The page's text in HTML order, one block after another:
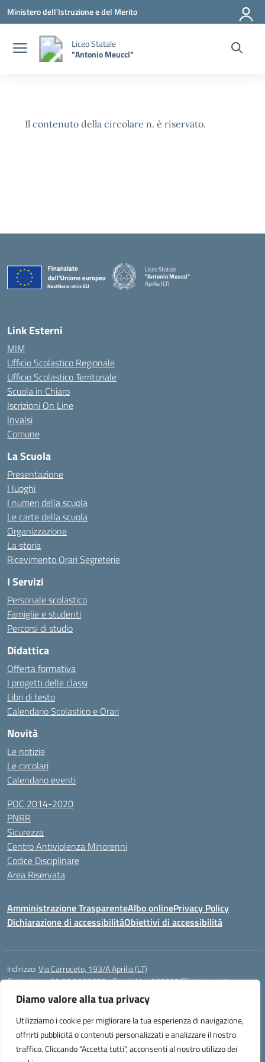
Diamo valore alla tua privacy
Utilizziamo i cookie per migliorare la tua esperienza di navigazione,
offrirti pubblicità o contenuti personalizzati e analizzare il nostro
traffico. Cliccando “Accetta tutti”, acconsenti al nostro utilizzo dei
Vai ai contenuti
Vai al menu di navigazione
Vai al footer
Ministero dell'Istruzione e del Merito
Liceo Statale
"Antonio Meucci"
Il contenuto della circolare n. è riservato.
Liceo Statale
"Antonio Meucci"
Aprilia (LT)
Link Esterni
MIM
Ufficio Scolastico Regionale
Ufficio Scolastico Territoriale
Scuola in Chiaro
Iscrizioni On Line
Invalsi
Comune
La Scuola
Presentazione
I luoghi
I numeri della scuola
Le carte della scuola
Organizzazione
La storia
Ricevimento Orari Segreterie
I Servizi
Personale scolastico
Famiglie e studenti
Percorsi di studio
Didattica
Offerta formativa
I progetti delle classi
Libri di testo
Calendario Scolastico e Orari
Novità
Le notizie
Le circolari
Calendario eventi
POC 2014-2020
PNRR
Sicurezza
Centro Antiviolenza Minorenni
Codice Disciplinare
Area Riservata
Amministrazione TrasparenteAlbo onlinePrivacy Policy
Dichiarazione di accessibilitàObiettivi di accessibilità
Indirizzo:Via Carroceto, 193/A Aprilia (LT)
Centralino:+39 06 9257678 Email:Ltps060002@istruzione.it
Posta elettronica certificata (PEC): Ltps060002@pec.istruzione.it
Codice fiscale: 91001930592
Codice meccanografico: LTPS060002